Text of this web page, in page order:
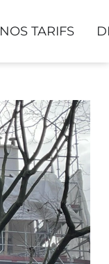
NOS TARIFS